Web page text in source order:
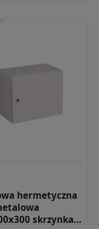
hermetyczna
skrzynka